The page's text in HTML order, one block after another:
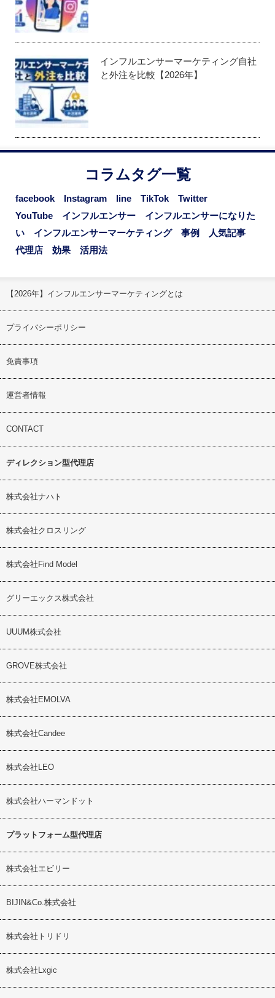
インフルエンサーマーケティング自社
と外注を比較【2026年】
コラムタグ一覧
facebook Instagram line TikTok
Twitter
YouTube
インフルエンサー
インフルエンサーになりた
い
インフルエンサーマーケティング 事例
人気記事
代理店
効果 活用法
【2026年】インフルエンサーマーケティングとは
プライバシーポリシー
免責事項
運営者情報
CONTACT
ディレクション型代理店
株式会社ナハト
株式会社クロスリング
株式会社Find Model
グリーエックス株式会社
UUUM株式会社
GROVE株式会社
株式会社EMOLVA
株式会社Candee
株式会社LEO
株式会社ハーマンドット
プラットフォーム型代理店
株式会社エビリー
BIJIN&Co.株式会社
株式会社トリドリ
株式会社Lxgic